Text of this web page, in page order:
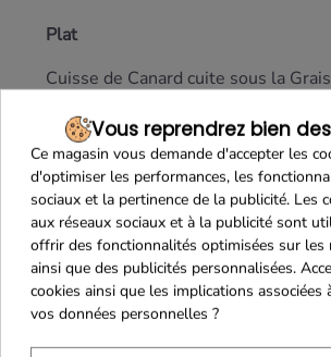
Plat
Cuisse de Canard cuite sous la
Dessert
Dessert Pomme Clémentine aux
BIO - 45g
Gourmandise
3 Mini-Financiers artisanaux aux 3
11g
Vous reprendrez bien
Ce magasin vous demande d'accepter les
d'optimiser les performances, les
sociaux et la pertinence de la publicité. Les
aux réseaux sociaux et à la publicité sont
offrir des fonctionnalités optimisées sur les
ainsi que des publicités personnalisées.
cookies ainsi que les implications associées
vos données personnelles ?